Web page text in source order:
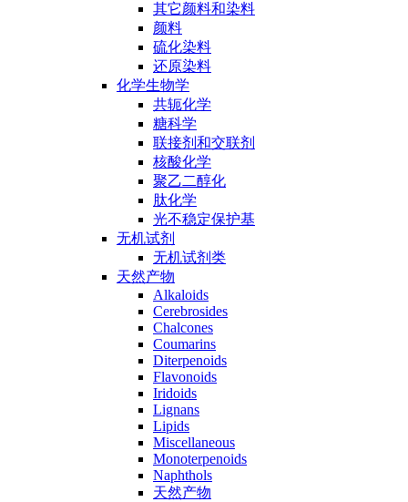
其它颜料和染料
颜料
硫化染料
还原染料
化学生物学
共轭化学
糖科学
联接剂和交联剂
核酸化学
聚乙二醇化
肽化学
光不稳定保护基
无机试剂
无机试剂类
天然产物
Alkaloids
Cerebrosides
Chalcones
Coumarins
Diterpenoids
Flavonoids
Iridoids
Lignans
Lipids
Miscellaneous
Monoterpenoids
Naphthols
天然产物